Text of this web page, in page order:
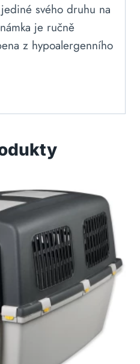
svého druhu na
je ručně
z hypoalergenního